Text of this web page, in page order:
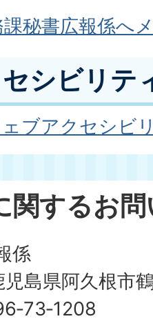
秘書広報係へ
シビリテ
ブアクセシビ
関するお
係
島県阿久根市